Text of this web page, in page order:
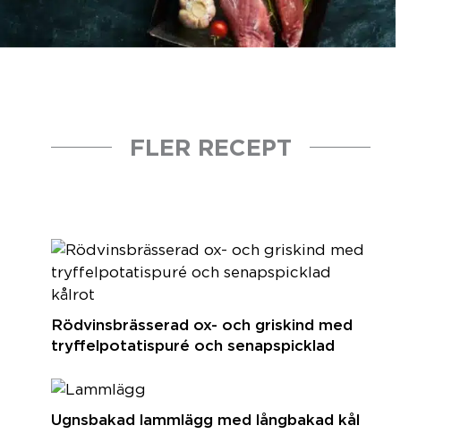
FLER RECEPT
Rödvinsbrässerad ox- och griskind med
tryffelpotatispuré och senapspicklad
Ugnsbakad lammlägg med långbakad kål